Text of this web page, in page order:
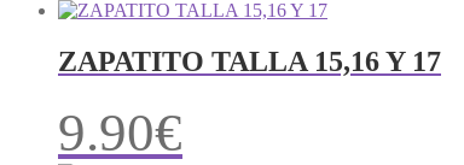
ZAPATITO TALLA 15,16 Y 17
9.90€